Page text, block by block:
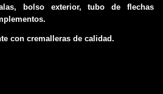
bolso exterior, tubo de flechas
con cremalleras de calidad.